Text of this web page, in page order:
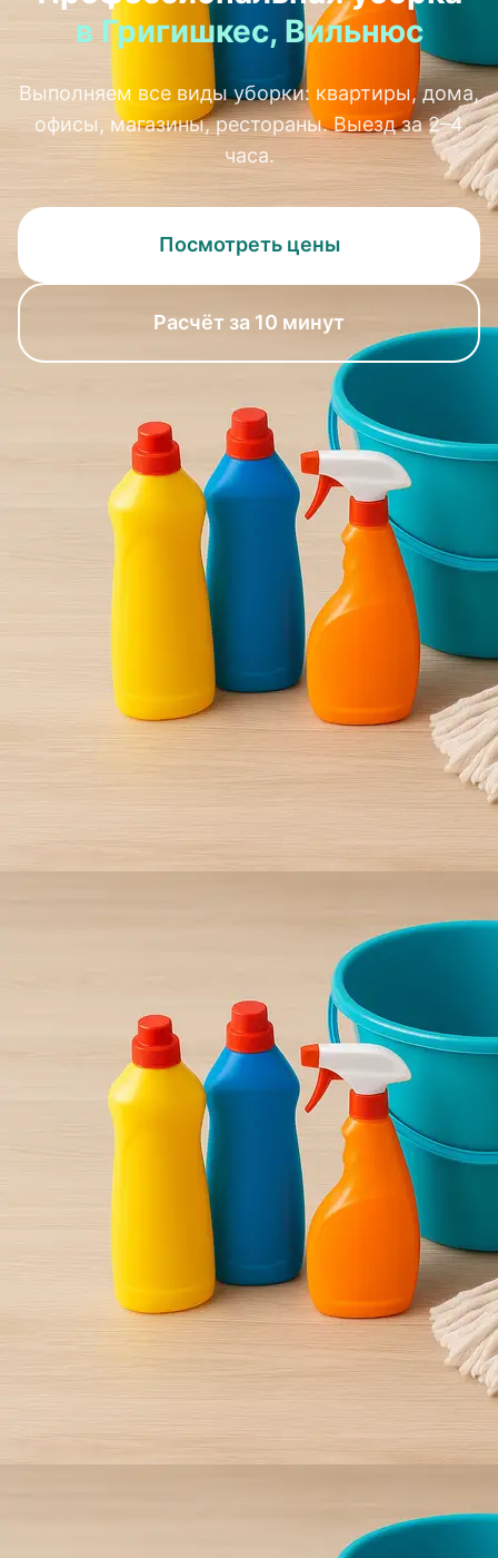
в Григишкес, Вильнюс
Выполняем все виды уборки: квартиры, дома,
офисы, магазины, рестораны. Выезд за 2–4
часа.
Посмотреть цены
Расчёт за 10 минут